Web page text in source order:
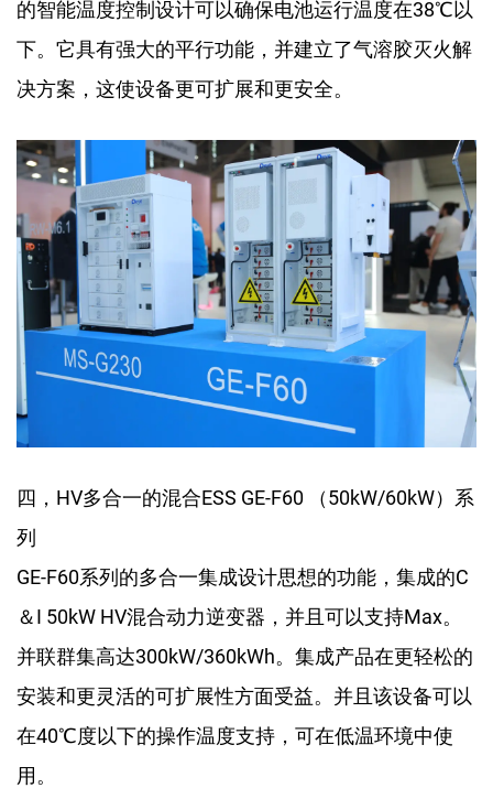
的智能温度控制设计可以确保电池运行温度在38℃以
下。它具有强大的平行功能，并建立了气溶胶灭火解
决方案，这使设备更可扩展和更安全。
四，HV多合一的混合ESS GE-F60 （50kW/60kW）系
列
GE-F60系列的多合一集成设计思想的功能，集成的C
＆I 50kW HV混合动力逆变器，并且可以支持Max。
并联群集高达300kW/360kWh。集成产品在更轻松的
安装和更灵活的可扩展性方面受益。并且该设备可以
在40℃度以下的操作温度支持，可在低温环境中使
用。